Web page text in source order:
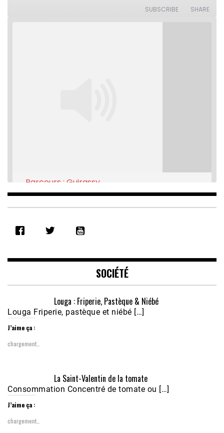
SUBSCRIBE SHARE
RSS FEED
EMBED
Parcours : Guirassy
Feb 16, 2021 • 28:08
Nobana (Podologue)
Feb 24, 2021 • 28mn
SOCIÉTÉ
Louga : Friperie, Pastèque & Niébé
Louga Friperie, pastèque et niébé […]
J’aime ça :
chargement…
La Saint-Valentin de la tomate
Consommation Concentré de tomate ou […]
J’aime ça :
chargement…